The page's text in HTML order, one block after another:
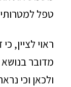
טפל
ראוי לציין,
מדובר בנושא
ולכאן וכי